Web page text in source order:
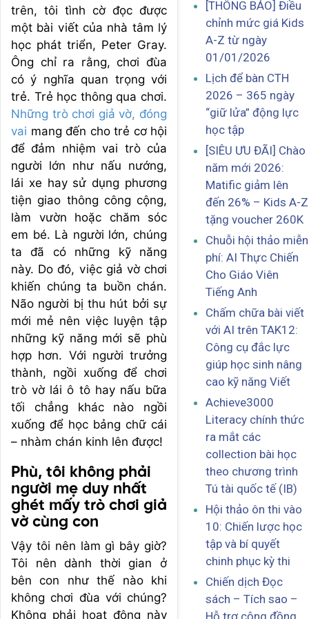
trên, tôi tình cờ đọc được
một bài viết của nhà tâm lý
học phát triển, Peter Gray.
Ông chỉ ra rằng, chơi đùa
có ý nghĩa quan trọng với
trẻ. Trẻ học thông qua chơi.
Những trò chơi giả vờ, đóng
vai mang đến cho trẻ cơ hội
để đảm nhiệm vai trò của
người lớn như nấu nướng,
lái xe hay sử dụng phương
tiện giao thông công cộng,
làm vườn hoặc chăm sóc
em bé. Là người lớn, chúng
ta đã có những kỹ năng
này. Do đó, việc giả vờ chơi
khiến chúng ta buồn chán.
Não người bị thu hút bởi sự
mới mẻ nên việc luyện tập
những kỹ năng mới sẽ phù
hợp hơn. Với người trưởng
thành, ngồi xuống để chơi
trò vờ lái ô tô hay nấu bữa
tối chẳng khác nào ngồi
xuống để học bảng chữ cái
– nhàm chán kinh lên được!
Phù, tôi không phải
người mẹ duy nhất
ghét mấy trò chơi giả
vờ cùng con
Vậy tôi nên làm gì bây giờ?
Tôi nên dành thời gian ở
bên con như thế nào khi
không chơi đùa với chúng?
Không phải hoạt động này
[THÔNG BÁO] Điều
chỉnh mức giá Kids
A-Z từ ngày
01/01/2026
Lịch để bàn CTH
2026 – 365 ngày
“giữ lửa” động lực
học tập
[SIÊU ƯU ĐÃI] Chào
năm mới 2026:
Matific giảm lên
đến 26% – Kids A-Z
tặng voucher 260K
Chuỗi hội thảo miễn
phí: AI Thực Chiến
Cho Giáo Viên
Tiếng Anh
Chấm chữa bài viết
với AI trên TAK12:
Công cụ đắc lực
giúp học sinh nâng
cao kỹ năng Viết
Achieve3000
Literacy chính thức
ra mắt các
collection bài học
theo chương trình
Tú tài quốc tế (IB)
Hội thảo ôn thi vào
10: Chiến lược học
tập và bí quyết
chinh phục kỳ thi
Chiến dịch Đọc
sách – Tích sao –